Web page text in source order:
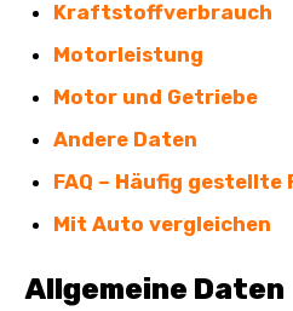
Kraftstoffverbrauch
Motorleistung
Motor und Getriebe
Andere Daten
FAQ – Häufig gestellte
Mit Auto vergleichen
Allgemeine Daten